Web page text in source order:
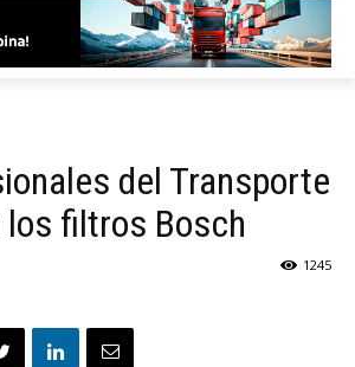
del Transporte
los filtros Bosch
1245